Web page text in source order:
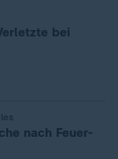
bei
nach Feuer-